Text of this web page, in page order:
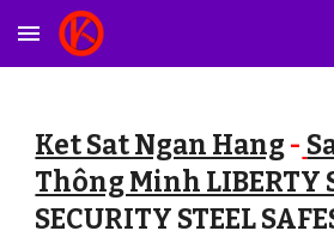
Skip to main content
Ket Sat Ngan Hang -
Thông Minh LIBERTY
SECURITY STEEL